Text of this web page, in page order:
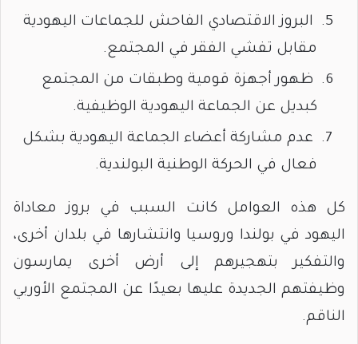
البروز الاقتصادي الفاحش للجماعات اليهودية
مقابل تفشي الفقر في المجتمع.
ظهور أجهزة قومية وطبقات من المجتمع
كبديل عن الجماعة اليهودية الوظيفية.
عدم مشاركة أعضاء الجماعة اليهودية بشكل
فعال في الحركة الوطنية البولندية.
كل هذه العوامل كانت السبب في بروز معاداة
اليهود في بولندا وروسيا وانتشارها في بلدان أخرى،
والتفكير بتهجيرهم إلى أرض أخرى يمارسون
وظيفتهم الجديدة عليها بعيدًا عن المجتمع الأوربي
الناقم.